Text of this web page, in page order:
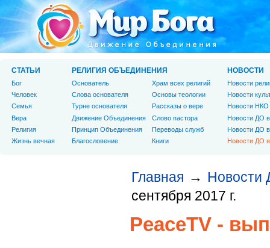
Главная → Новости
сентября 2017 г.
PeaceTV -
СТАТЬИ
Бог
Человек
Cемья
Вера
Религия
Жизнь вечная
РЕЛИГИЯ ОБЪЕДИНЕНИЯ
Основатель
Слова основателя
Турне основателя
Движение Объединения
Принцип Объединения
Благословение
Храм всех религий
Основы теологии
Рассказы о вере
Слово пастора
Переводы служб
Книги
НОВОСТИ
Новости
Новости
Новости НКО
Новости ДО
Новости ДО
Новости ДО